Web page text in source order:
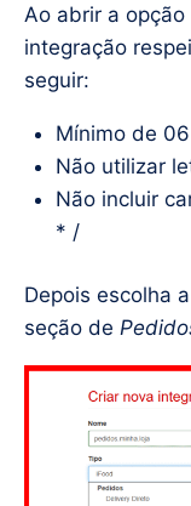
Ao abrir a
integração
seguir:
Mínimo de
Não utilizar
Não incluir
* /
Depois escolha
seção de